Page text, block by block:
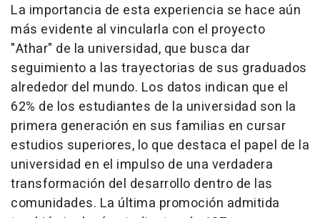
La importancia de esta experiencia se hace aún
más evidente al vincularla con el proyecto
"Athar" de la universidad, que busca dar
seguimiento a las trayectorias de sus graduados
alrededor del mundo. Los datos indican que el
62% de los estudiantes de la universidad son la
primera generación en sus familias en cursar
estudios superiores, lo que destaca el papel de la
universidad en el impulso de una verdadera
transformación del desarrollo dentro de las
comunidades. La última promoción admitida